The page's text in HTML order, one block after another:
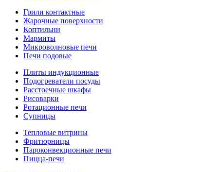
Грили контактные
Жарочные поверхности
Коптильни
Мармиты
Микроволновые печи
Печи подовые
Плиты индукционные
Подогреватели посуды
Расстоечные шкафы
Рисоварки
Ротационные печи
Супницы
Тепловые витрины
Фритюрницы
Пароконвекционные печи
Пицца-печи